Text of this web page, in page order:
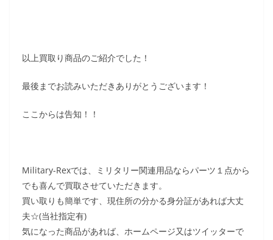
以上買取り商品のご紹介でした！
最後までお読みいただきありがとうございます！
ここからは告知！！
Military-Rexでは、ミリタリー関連用品ならパーツ１点から
でも喜んで買取させていただきます。
買い取りも簡単です、現住所の分かる身分証があれば大丈
夫☆(当社指定有)
気になった商品があれば、ホームページ又はツイッターで